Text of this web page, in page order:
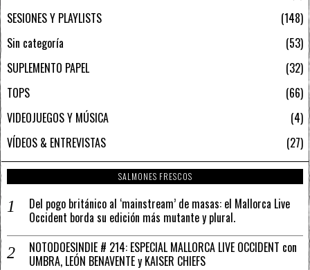
SESIONES Y PLAYLISTS
148
Sin categoría
53
SUPLEMENTO PAPEL
32
TOPS
66
VIDEOJUEGOS Y MÚSICA
4
VÍDEOS & ENTREVISTAS
27
SALMONES FRESCOS
Del pogo británico al ‘mainstream’ de masas: el Mallorca Live
Occident borda su edición más mutante y plural.
NOTODOESINDIE # 214: ESPECIAL MALLORCA LIVE OCCIDENT con
UMBRA, LEÓN BENAVENTE y KAISER CHIEFS